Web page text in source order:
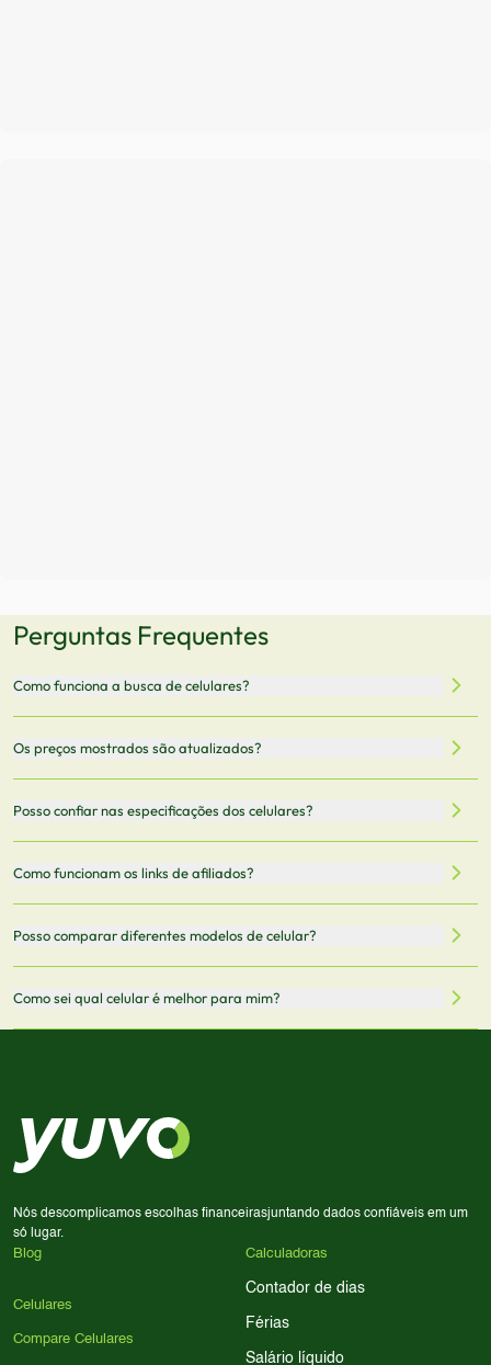
Perguntas Frequentes
Como funciona a busca de celulares?
armazenamento, memória RAM, bateria e conectividade
5G.
Os preços mostrados são atualizados?
vendedor antes de finalizar sua compra.
Posso confiar nas especificações dos celulares?
informações mais recentes de cada modelo.
Como funcionam os links de afiliados?
comissão sem custo adicional para você.
Posso comparar diferentes modelos de celular?
Sim! Você pode selecionar até 3 celulares para comparar
Como sei qual celular é melhor para mim?
processador e bateria são essenciais. Use nossos filtros
para encontrar o celular ideal.
Nós descomplicamos escolhas financeirasjuntando dados confiáveis em um
só lugar.
Blog
Celulares
Compare Celulares
Calculadoras
Contador de dias
Férias
Salário líquido